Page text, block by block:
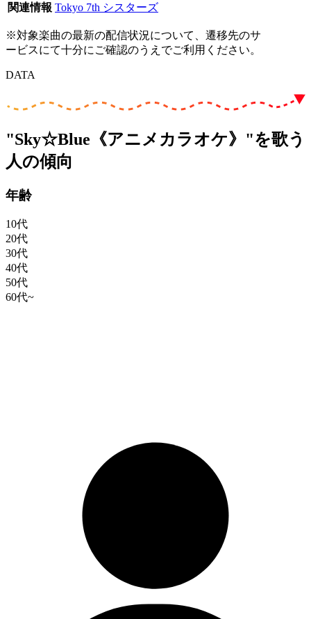
関連情報 Tokyo 7th シスターズ
※対象楽曲の最新の配信状況について、遷移先のサ
ービスにて十分にご確認のうえでご利用ください。
DATA
"Sky☆Blue《アニメカラオケ》"を歌う
人の傾向
年齢
10代
20代
30代
40代
50代
60代~